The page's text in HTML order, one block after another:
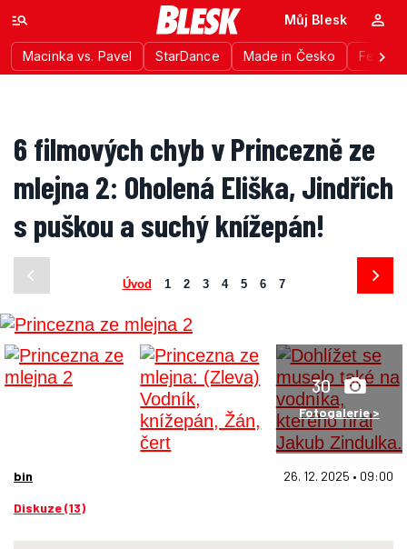
Macinka vs. Pavel StarDance Made in Česko
Můj Blesk
6 filmových chyb v Princezně ze
mlejna 2: Oholená Eliška, Jindřich
s puškou a suchý knížepán!
Úvod 1 2 3 4 5 6 7
30
Fotogalerie >
bin 26. 12. 2025 • 09:00
Diskuze (13)